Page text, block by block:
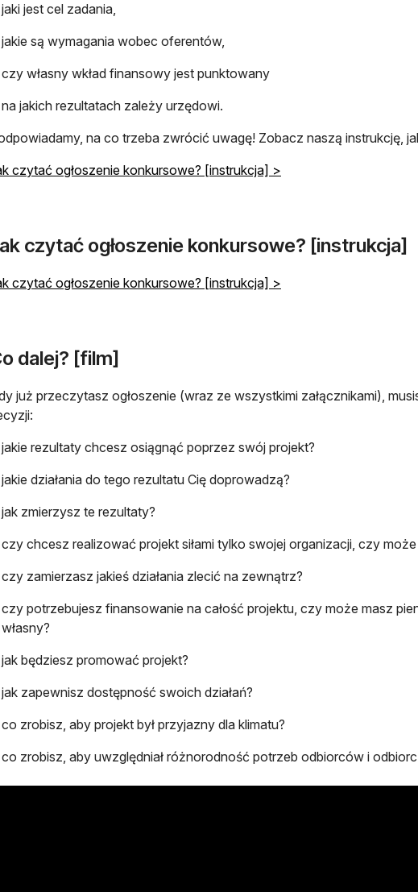
jaki jest cel zadania,
jakie są wymagania wobec oferentów,
czy własny wkład finansowy jest punktowany
na jakich rezultatach zależy urzędowi.
na co trzeba zwrócić uwagę! Zobacz naszą instrukcję,
czytać ogłoszenie konkursowe? [instrukcja] >
czytać ogłoszenie konkursowe? [instrukcja]
czytać ogłoszenie konkursowe? [instrukcja] >
dalej? [film]
już przeczytasz ogłoszenie (wraz ze wszystkimi załącznikami),
jakie rezultaty chcesz osiągnąć poprzez swój projekt?
jakie działania do tego rezultatu Cię doprowadzą?
jak zmierzysz te rezultaty?
czy chcesz realizować projekt siłami tylko swojej organizacji, czy
czy zamierzasz jakieś działania zlecić na zewnątrz?
czy potrzebujesz finansowanie na całość projektu, czy może masz
własny?
jak będziesz promować projekt?
jak zapewnisz dostępność swoich działań?
co zrobisz, aby projekt był przyjazny dla klimatu?
co zrobisz, aby uwzględniał różnorodność potrzeb odbiorców i